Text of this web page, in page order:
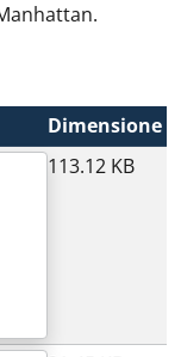
Dimensione
113.12 KB